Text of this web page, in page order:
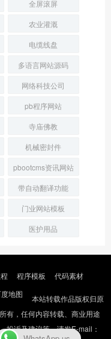
全屏滚屏
农业灌溉
电缆线盘
多语言网站源码
网络科技公司
pb程序网站
寺庙佛教
机械密封件
pbootcms资讯网站
带自动翻译功能
门业网站模板
医护用品
程序模板
代码素材
地图
本站转载作品版权归原
有，任何内容转载、商业用途
投诉及建议等，请发E-mail：